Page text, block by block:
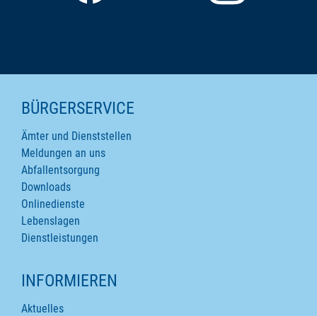
SEITENINHALTE
BÜRGERSERVICE
Ämter und Dienststellen
Meldungen an uns
Abfallentsorgung
Downloads
Onlinedienste
Lebenslagen
Dienstleistungen
INFORMIEREN
Aktuelles